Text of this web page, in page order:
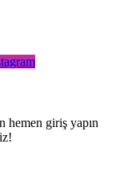
hemen giriş yapın